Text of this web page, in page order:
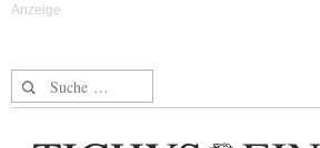
Suche nach: